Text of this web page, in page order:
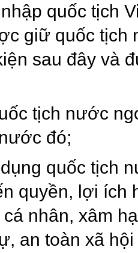
quốc tịch
giữ quốc tịch
sau đây và
tịch nước
đó;
quốc tịch
quyền, lợi ích
nhân, xâm
an toàn xã